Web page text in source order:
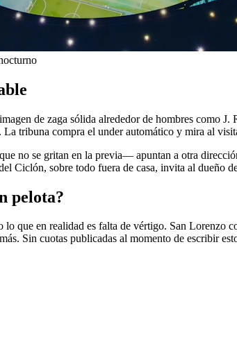
de zaga sólida alrededor de hombres como
tribuna compra el under automático y mira al
no se gritan en la previa— apuntan a otra
Ciclón, sobre todo fuera de casa, invita al dueño
pelota?
que en realidad es falta de vértigo. San Lorenzo
Sin cuotas publicadas al momento de escribir